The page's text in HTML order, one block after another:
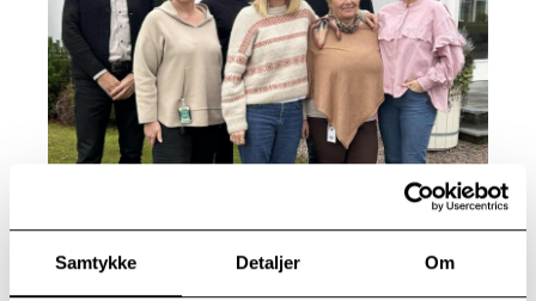
Samtykke Detaljer Om
Fra møtet med LM Norge i oktober (fra venstre) Ditlef M. Jacobsen
(LM Norge), Alexandra Brauchle, Anders Heskestad Mikalsen, Grete
Buxrud.